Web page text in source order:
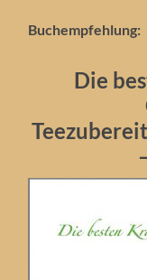
Buchempfehlung:
Die